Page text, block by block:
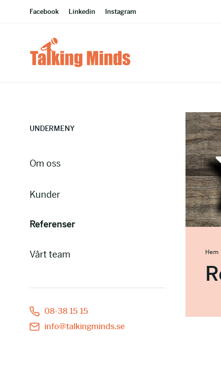
Facebook Linkedin Instagram
UNDERMENY
Om oss
Kunder
Referenser
Vårt team
08-38 15 15
info@talkingminds.se
Hem